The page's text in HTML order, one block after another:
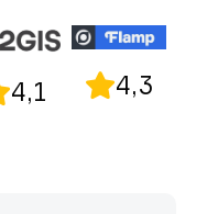
4,1 4,3